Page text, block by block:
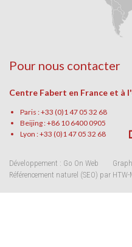
Pour nous contacter
Centre Fabert en France et à
Paris : +33 (0)1 47 05 32 68
Beijing : +86 10 6400 0905
Lyon : +33 (0)1 47 05 32 68
Développement : Go On Web
Référencement naturel (SEO) par